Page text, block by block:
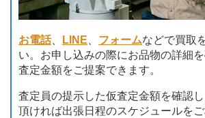
お電話、 LINE フォームなどで買取
い。お申し込みの際にお品物の詳細
査定金額をご提案できます。
査定員の提示した仮査定金額を確認
頂ければ出張日程のスケジュールを